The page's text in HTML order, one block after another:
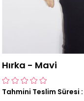
Hırka - Mavi
Tahmini Teslim Süresi :